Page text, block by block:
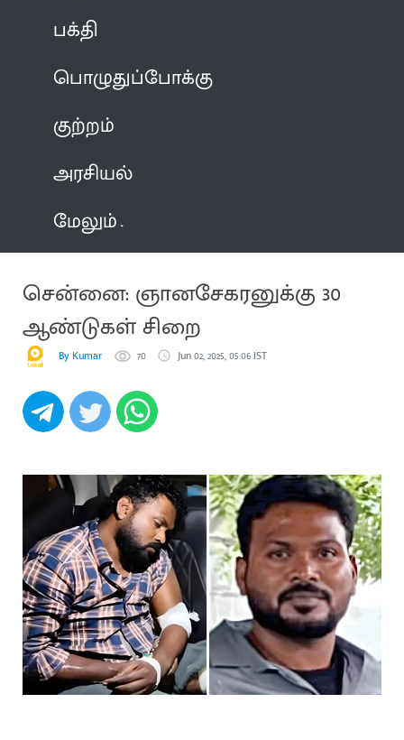
பக்தி
பொழுதுப்போக்கு
குற்றம்
அரசியல்
மேலும்
சென்னை: ஞானசேகரனுக்கு 30
ஆண்டுகள் சிறை
By Kumar 70 Jun 02, 2025, 05:06 IST